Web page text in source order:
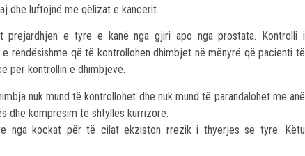
dhe luftojnë me qëlizat e kancerit.
e tyre e kanë nga gjiri apo nga prostata. Kontrolli i
rëndësishme që të kontrollohen dhimbjet në mënyrë që pacienti të
për kontrollin e dhimbjeve.
nuk mund të kontrollohet dhe nuk mund të parandalohet me anë
dhe kompresim të shtyllës kurrizore.
nga kockat për të cilat ekziston rrezik i thyerjes së tyre. Këtu